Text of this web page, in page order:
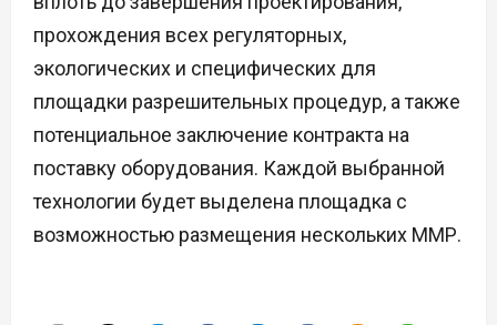
прохождения всех регуляторных,
экологических и специфических для
площадки разрешительных процедур, а также
потенциальное заключение контракта на
поставку оборудования. Каждой выбранной
технологии будет выделена площадка с
возможностью размещения нескольких ММР.